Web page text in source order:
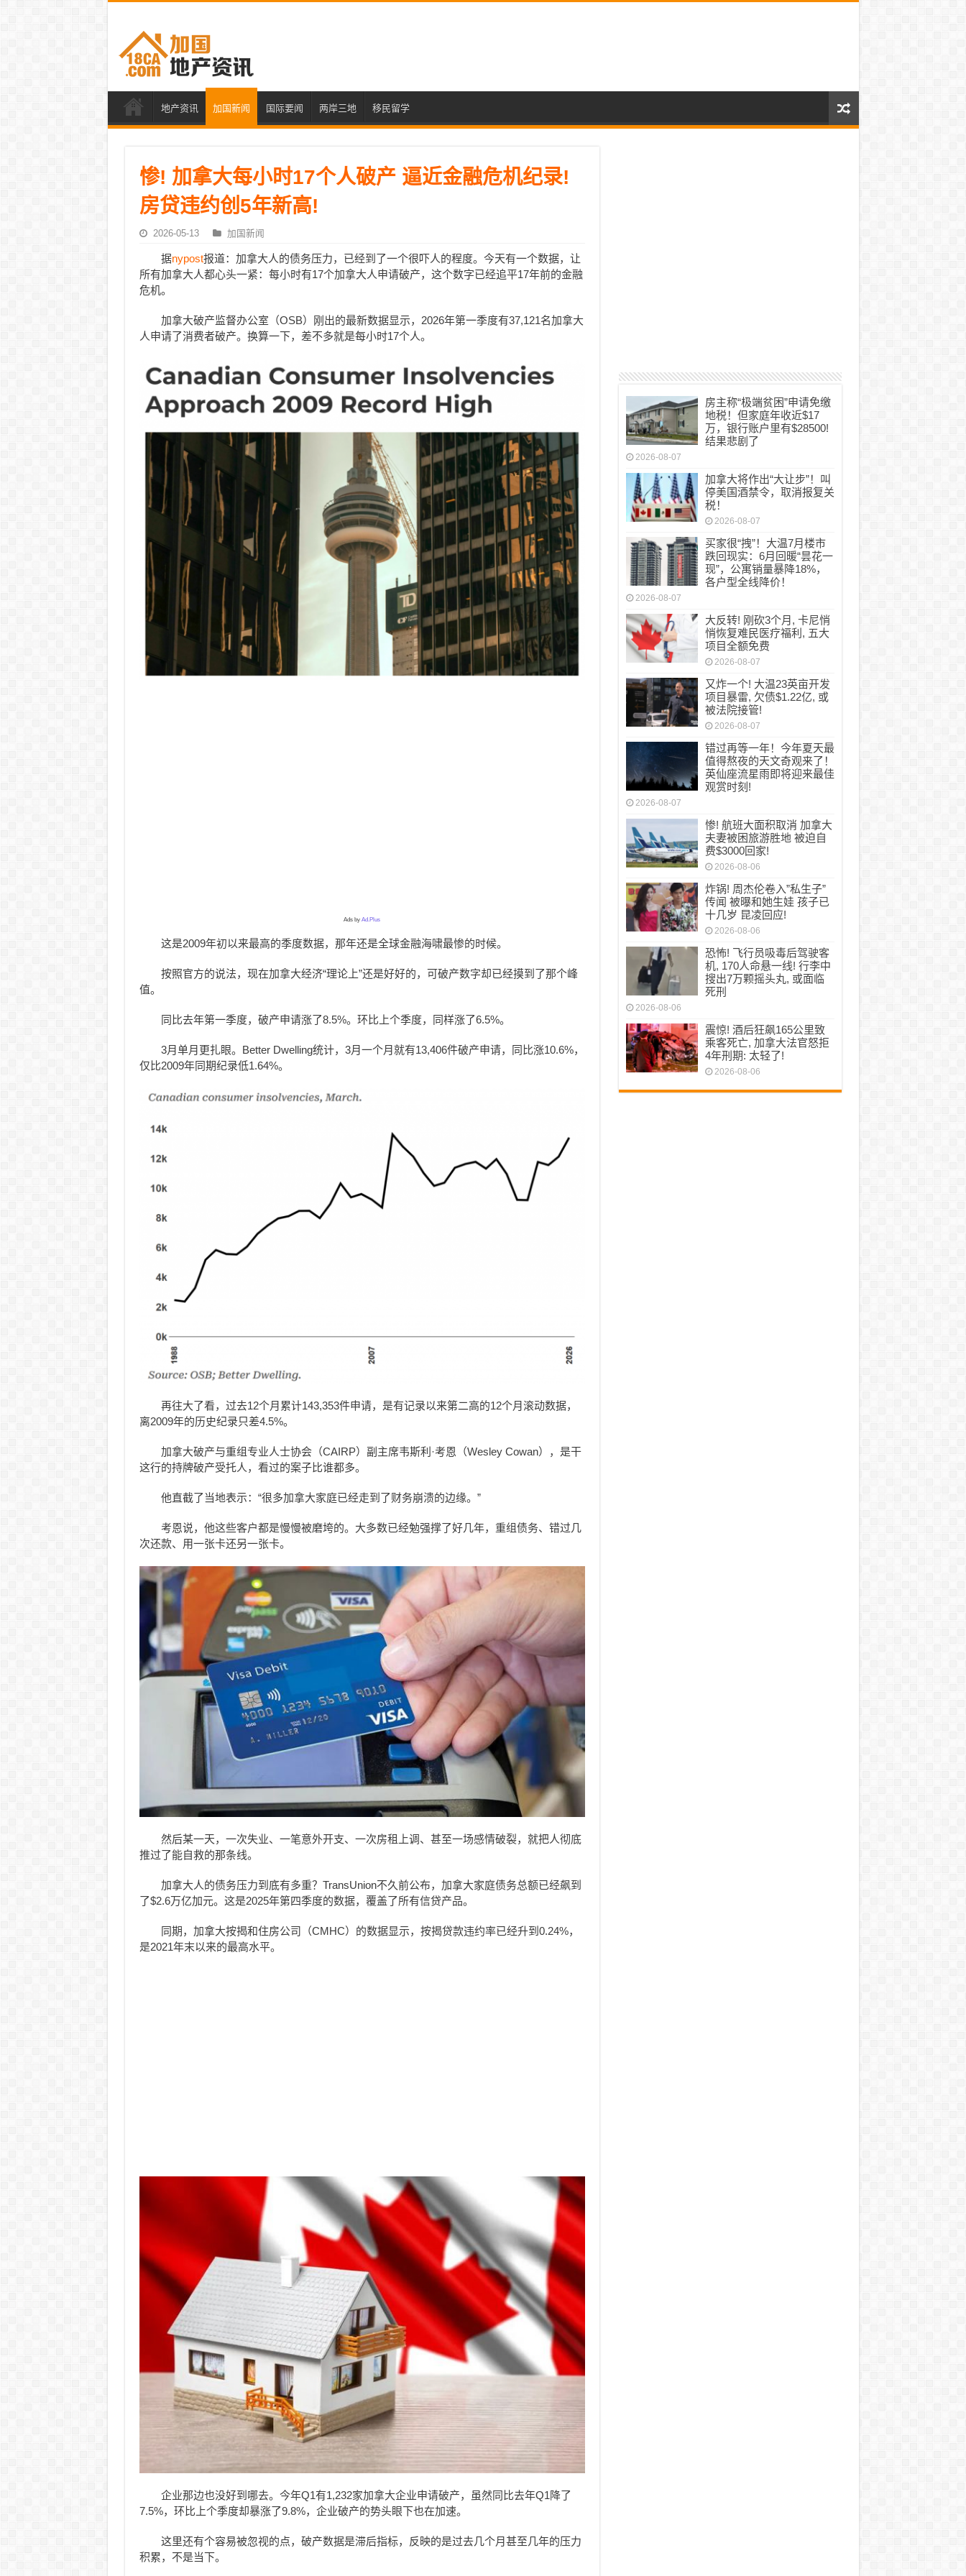
地产资讯 加国新闻 国际要闻 两岸三地 移民留学
惨! 加拿大每小时17个人破产 逼近金融危机纪录!
房贷违约创5年新高!
2026-05-13 加国新闻
据nypost报道：加拿大人的债务压力，已经到了一个很吓人的程度。今天有一个数据，让
所有加拿大人都心头一紧：每小时有17个加拿大人申请破产，这个数字已经追平17年前的金融
危机。
加拿大破产监督办公室（OSB）刚出的最新数据显示，2026年第一季度有37,121名加拿大
人申请了消费者破产。换算一下，差不多就是每小时17个人。
Ads by Ad.Plus
这是2009年初以来最高的季度数据，那年还是全球金融海啸最惨的时候。
按照官方的说法，现在加拿大经济“理论上”还是好好的，可破产数字却已经摸到了那个峰
值。
同比去年第一季度，破产申请涨了8.5%。环比上个季度，同样涨了6.5%。
3月单月更扎眼。Better Dwelling统计，3月一个月就有13,406件破产申请，同比涨10.6%，
仅比2009年同期纪录低1.64%。
再往大了看，过去12个月累计143,353件申请，是有记录以来第二高的12个月滚动数据，
离2009年的历史纪录只差4.5%。
加拿大破产与重组专业人士协会（CAIRP）副主席韦斯利·考恩（Wesley Cowan），是干
这行的持牌破产受托人，看过的案子比谁都多。
他直截了当地表示：“很多加拿大家庭已经走到了财务崩溃的边缘。”
考恩说，他这些客户都是慢慢被磨垮的。大多数已经勉强撑了好几年，重组债务、错过几
次还款、用一张卡还另一张卡。
然后某一天，一次失业、一笔意外开支、一次房租上调、甚至一场感情破裂，就把人彻底
推过了能自救的那条线。
加拿大人的债务压力到底有多重？TransUnion不久前公布，加拿大家庭债务总额已经飙到
了$2.6万亿加元。这是2025年第四季度的数据，覆盖了所有信贷产品。
同期，加拿大按揭和住房公司（CMHC）的数据显示，按揭贷款违约率已经升到0.24%，
是2021年末以来的最高水平。
企业那边也没好到哪去。今年Q1有1,232家加拿大企业申请破产，虽然同比去年Q1降了
7.5%，环比上个季度却暴涨了9.8%，企业破产的势头眼下也在加速。
这里还有个容易被忽视的点，破产数据是滞后指标，反映的是过去几个月甚至几年的压力
积累，不是当下。
房主称“极端贫困”申请免缴
地税！但家庭年收近$17
万，银行账户里有$28500!
结果悲剧了
2026-08-07
加拿大将作出“大让步”！叫
停美国酒禁令，取消报复关
税！
2026-08-07
买家很“拽”！大温7月楼市
跌回现实：6月回暖“昙花一
现”，公寓销量暴降18%，
各户型全线降价！
2026-08-07
大反转! 刚砍3个月, 卡尼悄
悄恢复难民医疗福利, 五大
项目全额免费
2026-08-07
又炸一个! 大温23英亩开发
项目暴雷, 欠债$1.22亿, 或
被法院接管!
2026-08-07
错过再等一年！今年夏天最
值得熬夜的天文奇观来了！
英仙座流星雨即将迎来最佳
观赏时刻!
2026-08-07
惨! 航班大面积取消 加拿大
夫妻被困旅游胜地 被迫自
费$3000回家!
2026-08-06
炸锅! 周杰伦卷入”私生子”
传闻 被曝和她生娃 孩子已
十几岁 昆凌回应!
2026-08-06
恐怖! 飞行员吸毒后驾驶客
机, 170人命悬一线! 行李中
搜出7万颗摇头丸, 或面临
死刑
2026-08-06
震惊! 酒后狂飙165公里致
乘客死亡, 加拿大法官怒拒
4年刑期: 太轻了!
2026-08-06